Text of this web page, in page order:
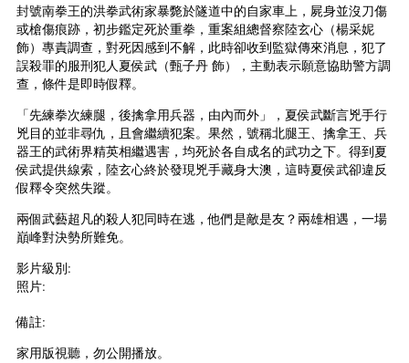
封號南拳王的洪拳武術家暴斃於隧道中的自家車上，屍身並沒刀傷
或槍傷痕跡，初步鑑定死於重拳，重案組總督察陸玄心（楊采妮
飾）專責調查，對死因感到不解，此時卻收到監獄傳來消息，犯了
誤殺罪的服刑犯人夏侯武（甄子丹 飾），主動表示願意協助警方調
查，條件是即時假釋。
「先練拳次練腿，後擒拿用兵器，由內而外」，夏侯武斷言兇手行
兇目的並非尋仇，且會繼續犯案。果然，號稱北腿王、擒拿王、兵
器王的武術界精英相繼遇害，均死於各自成名的武功之下。得到夏
侯武提供線索，陸玄心終於發現兇手藏身大澳，這時夏侯武卻違反
假釋令突然失蹤。
兩個武藝超凡的殺人犯同時在逃，他們是敵是友？兩雄相遇，一場
巔峰對決勢所難免。
影片級別:
照片:
備註:
家用版視聽，勿公開播放。